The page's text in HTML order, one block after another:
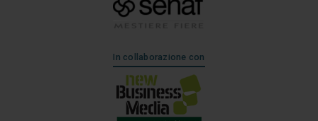
In collaborazione con